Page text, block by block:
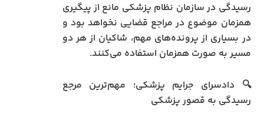
رسیدگی در سازمان نظام پزشکی مانع از پیگیری
همزمان موضوع در مراجع قضایی نخواهد بود و
در بسیاری از پرونده‌های مهم، شاکیان از هر دو
مسیر به صورت همزمان استفاده می‌کنند.
🔍 دادسرای جرایم پزشکی؛ مهم‌ترین مرجع
رسیدگی به قصور پزشکی